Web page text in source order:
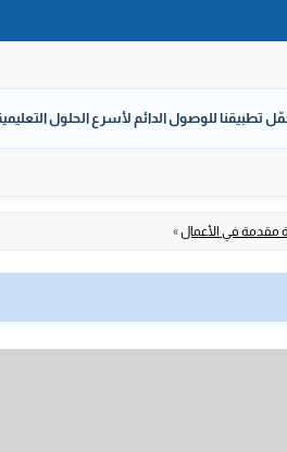
تطبيقنا للوصول الدائم لأسرع الحلول
مقدمة في الأعمال»